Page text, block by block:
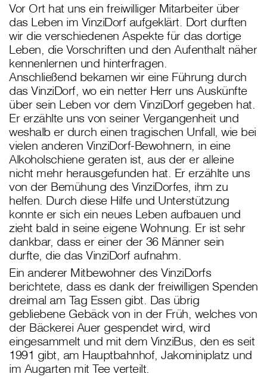
Vor Ort hat uns ein freiwilliger Mitarbeiter über
das Leben im VinziDorf aufgeklärt. Dort durften
wir die verschiedenen Aspekte für das dortige
Leben, die Vorschriften und den Aufenthalt näher
kennenlernen und hinterfragen.
Anschließend bekamen wir eine Führung durch
das VinziDorf, wo ein netter Herr uns Auskünfte
über sein Leben vor dem VinziDorf gegeben hat.
Er erzählte uns von seiner Vergangenheit und
weshalb er durch einen tragischen Unfall, wie bei
vielen anderen VinziDorf-Bewohnern, in eine
Alkoholschiene geraten ist, aus der er alleine
nicht mehr herausgefunden hat. Er erzählte uns
von der Bemühung des VinziDorfes, ihm zu
helfen. Durch diese Hilfe und Unterstützung
konnte er sich ein neues Leben aufbauen und
zieht bald in seine eigene Wohnung. Er ist sehr
dankbar, dass er einer der 36 Männer sein
durfte, die das VinziDorf aufnahm.
Ein anderer Mitbewohner des VinziDorfs
berichtete, dass es dank der freiwilligen Spenden
dreimal am Tag Essen gibt. Das übrig
gebliebene Gebäck von in der Früh, welches von
der Bäckerei Auer gespendet wird, wird
eingesammelt und mit dem VinziBus, den es seit
1991 gibt, am Hauptbahnhof, Jakominiplatz und
im Augarten mit Tee verteilt.